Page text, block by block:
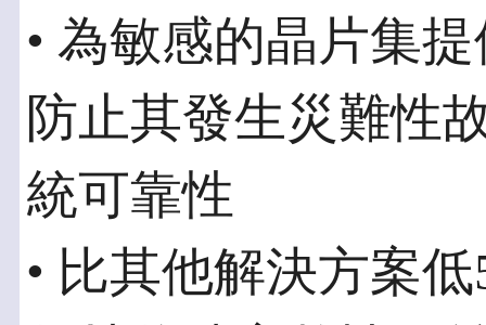
• 為敏感的晶片集
防止其發生災難性
統可靠性
• 比其他解決方案